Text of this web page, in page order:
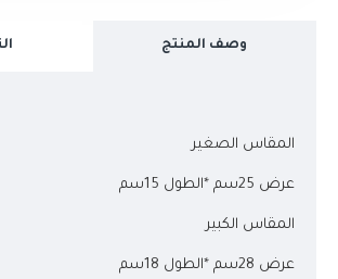
وصف المنتج
المقاس الصغير
عرض 25سم *الطول 15سم
المقاس الكبير
عرض 28سم *الطول 18سم